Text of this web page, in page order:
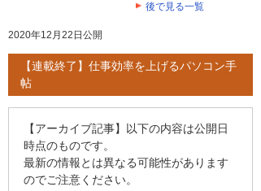
後で見る一覧
2020年12月22日公開
【連載終了】仕事効率を上げるパソコン手
帖
【アーカイブ記事】以下の内容は公開日
時点のものです。
最新の情報とは異なる可能性があります
のでご注意ください。